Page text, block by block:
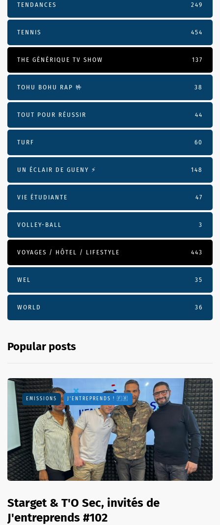
TENDANCES 249
TENNIS 454
THE GÉNÉRIQUE TV SHOW 137
TOHU BOHU RAP 🤟 38
TOUT POUR RÉUSSIR 44
TURF 60
UN ÉCLAIR DE GUENY ⚡️ 148
VIE ÉTUDIANTE 47
VOLLEY-BALL 3
VOYAGES / HÔTEL / LIFESTYLE 443
WEL 35
WORLD 36
Popular posts
EMISSIONS J'ENTREPRENDS ! 🇫🇷
Starget & T'O Sec, invités de
J'entreprends #102